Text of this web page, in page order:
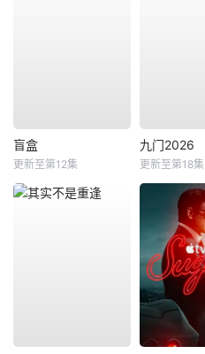
盲盒
更新至第12集
九门2026
更新至第18集